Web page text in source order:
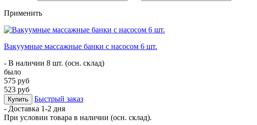
Применить
Вакуумные массажные банки с насосом 6 шт.
- В наличии 8 шт. (осн. склад)
было
575 руб
523 руб
Купить
Быстрый заказ
- Доставка 1-2 дня
При условии товара в наличии (осн. склад).